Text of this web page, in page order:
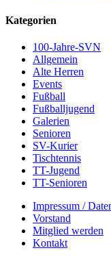
Kategorien
100-Jahre-SVN
Allgemein
Alte Herren
Events
Fußball
Fußballjugend
Galerien
Senioren
SV-Kurier
Tischtennis
TT-Jugend
TT-Senioren
Impressum /
Vorstand
Mitglied werden
Kontakt